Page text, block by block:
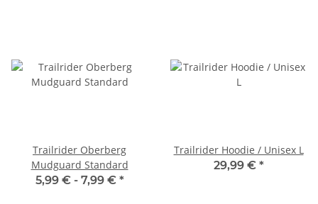
Trailrider Oberberg
Mudguard Standard
5,99 € - 7,99 € *
Trailrider Hoodie / Unisex L
29,99 € *